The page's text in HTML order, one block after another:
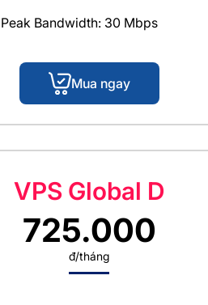
Peak Bandwidth: 30 Mbps
Mua ngay
VPS Global D
725.000
đ/tháng